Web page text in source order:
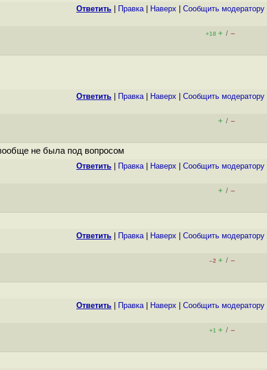
Ответить Правка| Наверх Cообщить модератору
+18 + / –
Ответить Правка| Наверх Cообщить модератору
+ / –
не была под вопросом
Ответить Правка| Наверх Cообщить модератору
+ / –
Ответить Правка| Наверх Cообщить модератору
–2 + / –
Ответить Правка| Наверх Cообщить модератору
+1 + / –